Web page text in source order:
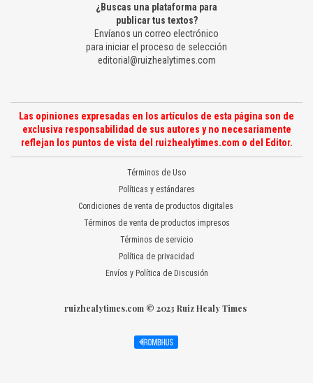
¿Buscas una plataforma para
publicar tus textos?
Envíanos un correo electrónico
para iniciar el proceso de selección
editorial@ruizhealytimes.com
Las opiniones expresadas en los artículos de esta página son de
exclusiva responsabilidad de sus autores y no necesariamente
reflejan los puntos de vista del ruizhealytimes.com o del Editor.
Términos de Uso
Políticas y estándares
Condiciones de venta de productos digitales
Términos de venta de productos impresos
Términos de servicio
Política de privacidad
Envíos y Política de Discusión
ruizhealytimes.com © 2023 Ruiz Healy Times